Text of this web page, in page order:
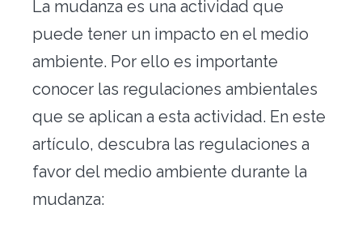
Traslado de oficinas
Conserjería
Nuestras herramientas
Contacto
La mudanza es una actividad que
puede tener un impacto en el medio
ambiente. Por ello es importante
conocer las regulaciones ambientales
que se aplican a esta actividad. En este
artículo, descubra las regulaciones a
favor del medio ambiente durante la
mudanza: